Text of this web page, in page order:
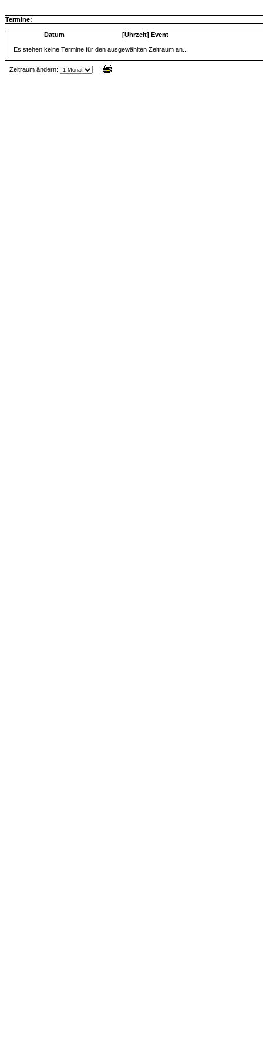
Termine:
Datum [Uhrzeit] Event
Es stehen keine Termine für den ausgewählten Zeitraum an...
Zeitraum ändern: